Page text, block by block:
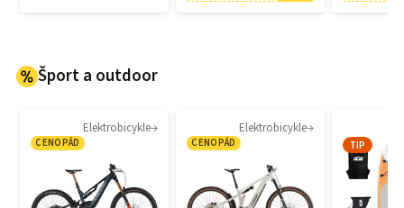
Šport a outdoor
Elektrobicykle
CENOPÁD
Elektrobicykle
CENOPÁD TIP